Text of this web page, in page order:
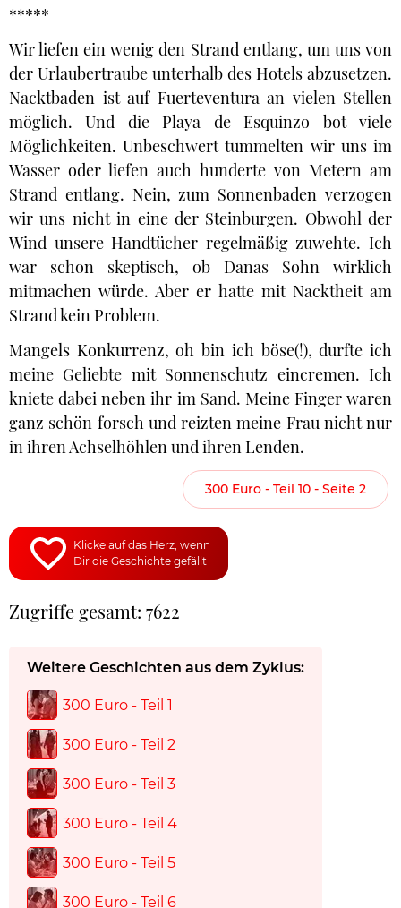
*****
Wir liefen ein wenig den Strand entlang, um uns von
der Urlaubertraube unterhalb des Hotels abzusetzen.
Nacktbaden ist auf Fuerteventura an vielen Stellen
möglich. Und die Playa de Esquinzo bot viele
Möglichkeiten. Unbeschwert tummelten wir uns im
Wasser oder liefen auch hunderte von Metern am
Strand entlang. Nein, zum Sonnenbaden verzogen
wir uns nicht in eine der Steinburgen. Obwohl der
Wind unsere Handtücher regelmäßig zuwehte. Ich
war schon skeptisch, ob Danas Sohn wirklich
mitmachen würde. Aber er hatte mit Nacktheit am
Strand kein Problem.
Mangels Konkurrenz, oh bin ich böse(!), durfte ich
meine Geliebte mit Sonnenschutz eincremen. Ich
kniete dabei neben ihr im Sand. Meine Finger waren
ganz schön forsch und reizten meine Frau nicht nur
in ihren Achselhöhlen und ihren Lenden.
300 Euro - Teil 10 - Seite 2
Klicke auf das Herz, wenn
Dir die Geschichte gefällt
Zugriffe gesamt: 7622
Weitere Geschichten aus dem Zyklus:
300 Euro - Teil 1
300 Euro - Teil 2
300 Euro - Teil 3
300 Euro - Teil 4
300 Euro - Teil 5
300 Euro - Teil 6